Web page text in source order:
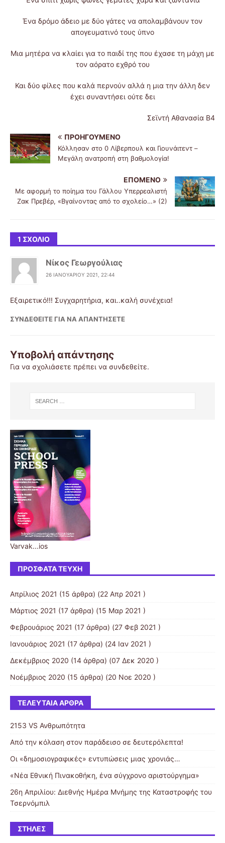
Ένα δρόμο άδειο με δύο γάτες να απολαμβάνουν τον
απογευματινό τους ύπνο
Μια μητέρα να κλαίει για το παιδί της που έχασε τη μάχη με
τον αόρατο εχθρό του
Και δύο φίλες που καλά περνούν αλλά η μια την άλλη δεν
έχει συναντήσει ούτε δει
Σεϊντή Αθανασία Β4
ΠΡΟΗΓΟΎΜΕΝΟ
Κόλλησαν στο 0 Λίβερπουλ και Γιουνάιτεντ –
Mεγάλη ανατροπή στη βαθμολογία!
ΕΠΌΜΕΝΟ
Με αφορμή το ποίημα του Γάλλου Υπερρεαλιστή
Ζακ Πρεβέρ, «Βγαίνοντας από το σχολείο…» (2)
1 ΣΧΌΛΙΟ
Νίκος Γεωργούλιας
26 ΙΑΝΟΥΑΡΊΟΥ 2021, 22:44
Εξαιρετικό!!! Συγχαρητήρια, και..καλή συνέχεια!
ΣΥΝΔΕΘΕΊΤΕ ΓΙΑ ΝΑ ΑΠΑΝΤΉΣΕΤΕ
Υποβολή απάντησης
Για να σχολιάσετε πρέπει να συνδεθείτε.
Varvak...ios
ΠΡΌΣΦΑΤΑ ΤΕΎΧΗ
Απρίλιος 2021 (15 άρθρα) (22 Απρ 2021 )
Μάρτιος 2021 (17 άρθρα) (15 Μαρ 2021 )
Φεβρουάριος 2021 (17 άρθρα) (27 Φεβ 2021 )
Ιανουάριος 2021 (17 άρθρα) (24 Ιαν 2021 )
Δεκέμβριος 2020 (14 άρθρα) (07 Δεκ 2020 )
Νοέμβριος 2020 (15 άρθρα) (20 Νοε 2020 )
ΤΕΛΕΥΤΑΊΑ ΆΡΘΡΑ
2153 VS Ανθρωπότητα
Από την κόλαση στον παράδεισο σε δευτερόλεπτα!
Οι «δημοσιογραφικές» εντυπώσεις μιας χρονιάς…
«Νέα Εθνική Πινακοθήκη, ένα σύγχρονο αριστούργημα»
26η Απριλίου: Διεθνής Ημέρα Μνήμης της Καταστροφής του
Τσερνόμπιλ
ΣΤΉΛΕΣ